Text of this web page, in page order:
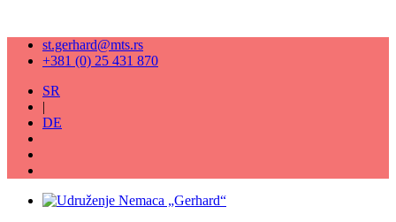
st.gerhard@mts.rs
+381 (0) 25 431 870
SR
|
DE